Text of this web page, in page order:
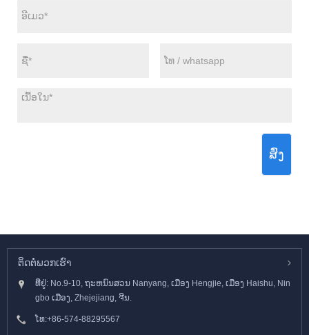
ສົ່ງ
ຕິດ​ຕໍ່​ພວກ​ເຮົາ
ທີ່ຢູ່: No.9-10, ຖະຫນົນສວນ Nanyang, ເມືອງ Hengjie, ເມືອງ Haishu, Nin
gbo ເມືອງ, Zhejejiang, ຈີນ.
ໂທ:+86-574-88295567